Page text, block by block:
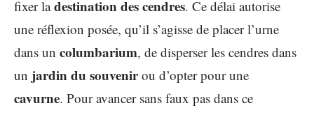
fixer ladestination des cendres. Ce délai autorise
une réflexion posée, qu’il s’agisse de placer l’urne
dans un columbarium, de disperser les cendres dans
un jardin du souvenirou d’opter pour une
cavurne. Pour avancer sans faux pas dans ce